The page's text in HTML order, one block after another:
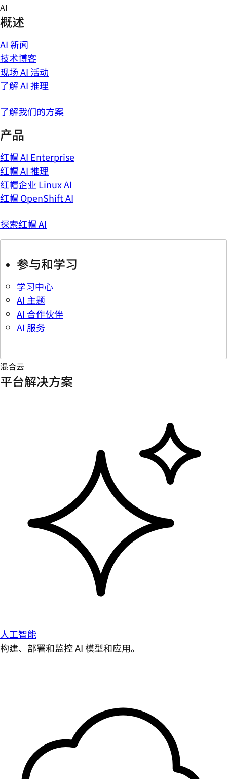
Skip
to
content
AI
概述
AI 新闻
技术博客
现场 AI 活动
了解 AI 推理
了解我们的方案
产品
红帽 AI Enterprise
红帽 AI 推理
红帽企业 Linux AI
红帽 OpenShift AI
探索红帽 AI
参与和学习
学习中心
AI 主题
AI 合作伙伴
AI 服务
混合云
平台解决方案
人工智能
构建、部署和监控 AI 模型和应用。